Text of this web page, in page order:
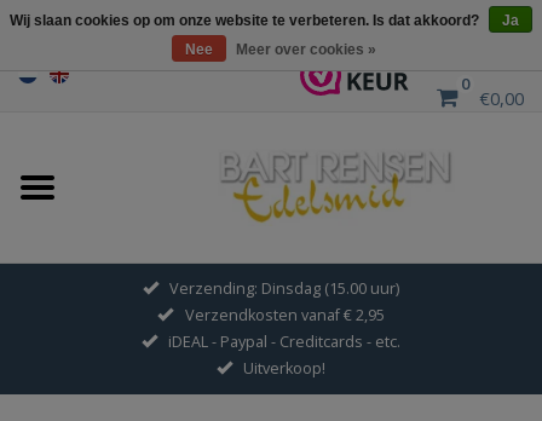
0
€0,00
Uitverkoop
GOUDEN SYMBOLEN
Hanger Kettingen
Verzending: Dinsdag (15.00 uur)
Verzendkosten vanaf € 2,95
iDEAL - Paypal - Creditcards - etc.
Uitverkoop!
Wij slaan cookies op om onze website te verbeteren. Is dat akkoord?
Ja
Nee
Meer over cookies »